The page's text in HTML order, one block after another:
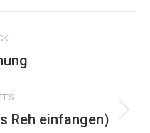
Reh einfangen)